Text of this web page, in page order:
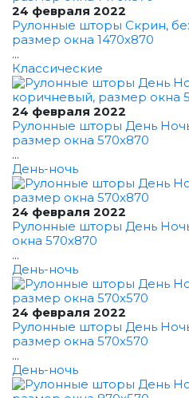
24 февраля 2022
Рулонные шторы Скрин,
размер окна 1470x870
...
Классические
24 февраля 2022
Рулонные шторы День
размер окна 570x870
...
День-ночь
24 февраля 2022
Рулонные шторы День
окна 570x870
...
День-ночь
24 февраля 2022
Рулонные шторы День
размер окна 570x570
...
День-ночь